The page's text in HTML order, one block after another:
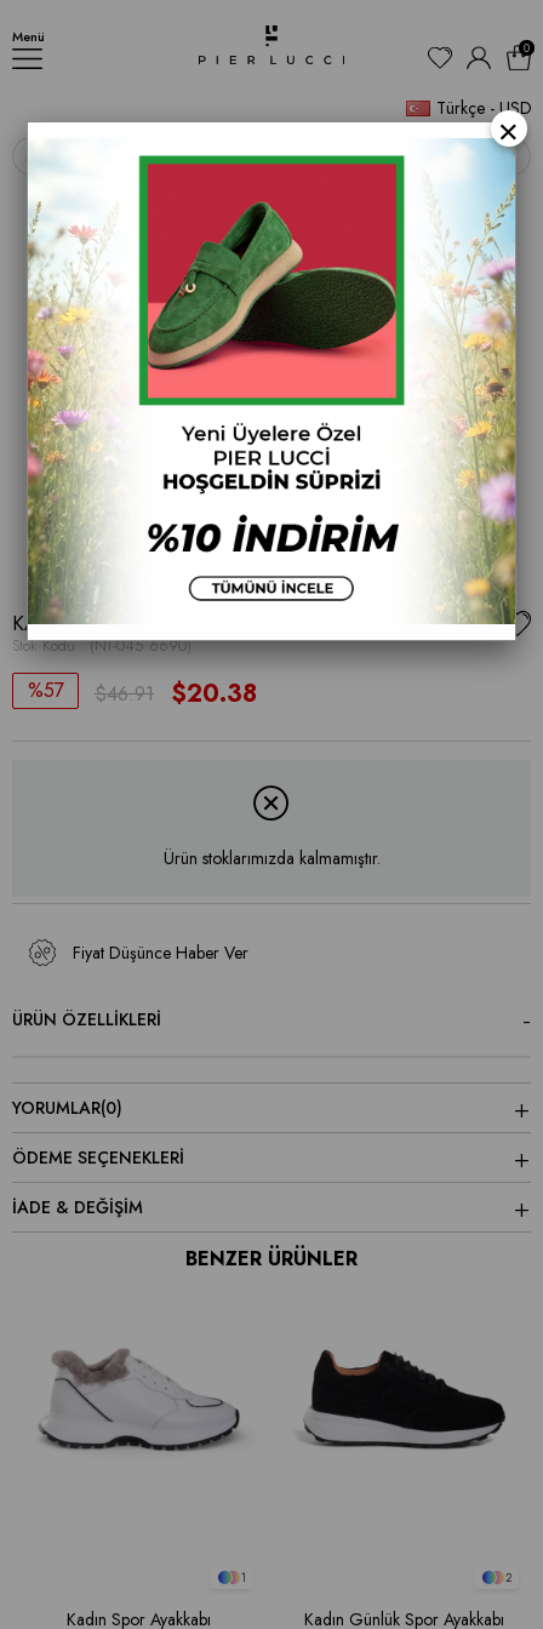
Menü
Türkçe - USD
0
‹ ›
KADIN SNEAKER
Stok Kodu (NT-045 6690)
57 $46.91 $20.38
Ürün stoklarımızda kalmamıştır.
Fiyat Düşünce Haber Ver
ÜRÜN ÖZELLIKLERI
YORUMLAR(0)
ÖDEME SEÇENEKLERI
İADE & DEĞİŞİM
BENZER ÜRÜNLER
1
Kadın Spor Ayakkabı
2
Kadın Günlük Spor Ayakkabı
×